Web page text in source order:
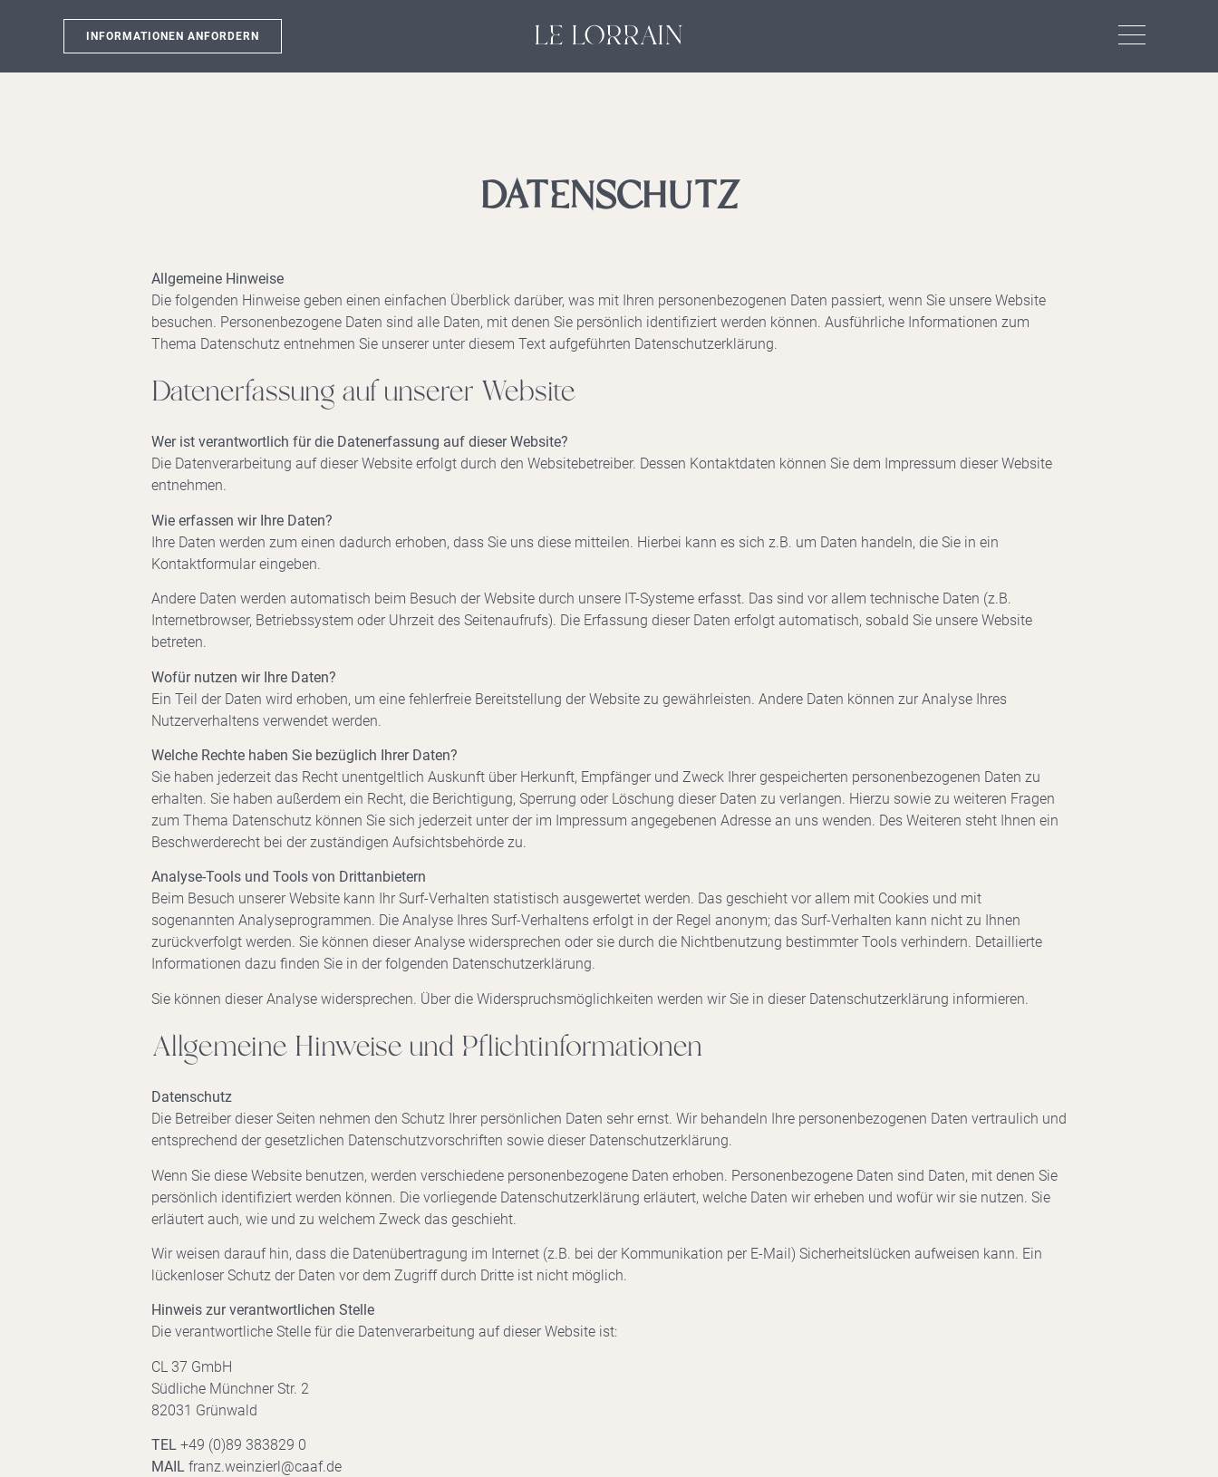
INFORMATIONEN ANFORDERN LE LORRAIN
DATENSCHUTZ
Allgemeine Hinweise
Die folgenden Hinweise geben einen einfachen Überblick darüber, was mit Ihren personenbezogenen Daten passiert, wenn Sie unsere Website
besuchen. Personenbezogene Daten sind alle Daten, mit denen Sie persönlich identifiziert werden können. Ausführliche Informationen zum
Thema Datenschutz entnehmen Sie unserer unter diesem Text aufgeführten Datenschutzerklärung.
Datenerfassung auf unserer Website
Wer ist verantwortlich für die Datenerfassung auf dieser Website?
Die Datenverarbeitung auf dieser Website erfolgt durch den Websitebetreiber. Dessen Kontaktdaten können Sie dem Impressum dieser Website
entnehmen.
Wie erfassen wir Ihre Daten?
Ihre Daten werden zum einen dadurch erhoben, dass Sie uns diese mitteilen. Hierbei kann es sich z.B. um Daten handeln, die Sie in ein
Kontaktformular eingeben.
Andere Daten werden automatisch beim Besuch der Website durch unsere IT-Systeme erfasst. Das sind vor allem technische Daten (z.B.
Internetbrowser, Betriebssystem oder Uhrzeit des Seitenaufrufs). Die Erfassung dieser Daten erfolgt automatisch, sobald Sie unsere Website
betreten.
Wofür nutzen wir Ihre Daten?
Ein Teil der Daten wird erhoben, um eine fehlerfreie Bereitstellung der Website zu gewährleisten. Andere Daten können zur Analyse Ihres
Nutzerverhaltens verwendet werden.
Welche Rechte haben Sie bezüglich Ihrer Daten?
Sie haben jederzeit das Recht unentgeltlich Auskunft über Herkunft, Empfänger und Zweck Ihrer gespeicherten personenbezogenen Daten zu
erhalten. Sie haben außerdem ein Recht, die Berichtigung, Sperrung oder Löschung dieser Daten zu verlangen. Hierzu sowie zu weiteren Fragen
zum Thema Datenschutz können Sie sich jederzeit unter der im Impressum angegebenen Adresse an uns wenden. Des Weiteren steht Ihnen ein
Beschwerderecht bei der zuständigen Aufsichtsbehörde zu.
Analyse-Tools und Tools von Drittanbietern
Beim Besuch unserer Website kann Ihr Surf-Verhalten statistisch ausgewertet werden. Das geschieht vor allem mit Cookies und mit
sogenannten Analyseprogrammen. Die Analyse Ihres Surf-Verhaltens erfolgt in der Regel anonym; das Surf-Verhalten kann nicht zu Ihnen
zurückverfolgt werden. Sie können dieser Analyse widersprechen oder sie durch die Nichtbenutzung bestimmter Tools verhindern. Detaillierte
Informationen dazu finden Sie in der folgenden Datenschutzerklärung.
Sie können dieser Analyse widersprechen. Über die Widerspruchsmöglichkeiten werden wir Sie in dieser Datenschutzerklärung informieren.
Allgemeine Hinweise und Pflichtinformationen
Datenschutz
Die Betreiber dieser Seiten nehmen den Schutz Ihrer persönlichen Daten sehr ernst. Wir behandeln Ihre personenbezogenen Daten vertraulich und
entsprechend der gesetzlichen Datenschutzvorschriften sowie dieser Datenschutzerklärung.
Wenn Sie diese Website benutzen, werden verschiedene personenbezogene Daten erhoben. Personenbezogene Daten sind Daten, mit denen Sie
persönlich identifiziert werden können. Die vorliegende Datenschutzerklärung erläutert, welche Daten wir erheben und wofür wir sie nutzen. Sie
erläutert auch, wie und zu welchem Zweck das geschieht.
Wir weisen darauf hin, dass die Datenübertragung im Internet (z.B. bei der Kommunikation per E-Mail) Sicherheitslücken aufweisen kann. Ein
lückenloser Schutz der Daten vor dem Zugriff durch Dritte ist nicht möglich.
Hinweis zur verantwortlichen Stelle
Die verantwortliche Stelle für die Datenverarbeitung auf dieser Website ist:
CL 37 GmbH
Südliche Münchner Str. 2
82031 Grünwald
TEL +49 (0)89 383829 0
MAIL franz.weinzierl@caaf.de